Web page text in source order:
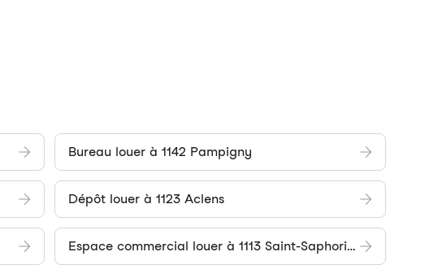
Bureau louer à 1142 Pampigny
Dépôt louer à 1123 Aclens
Espace commercial louer à 1113 Saint-Saphorin-sur-Morges